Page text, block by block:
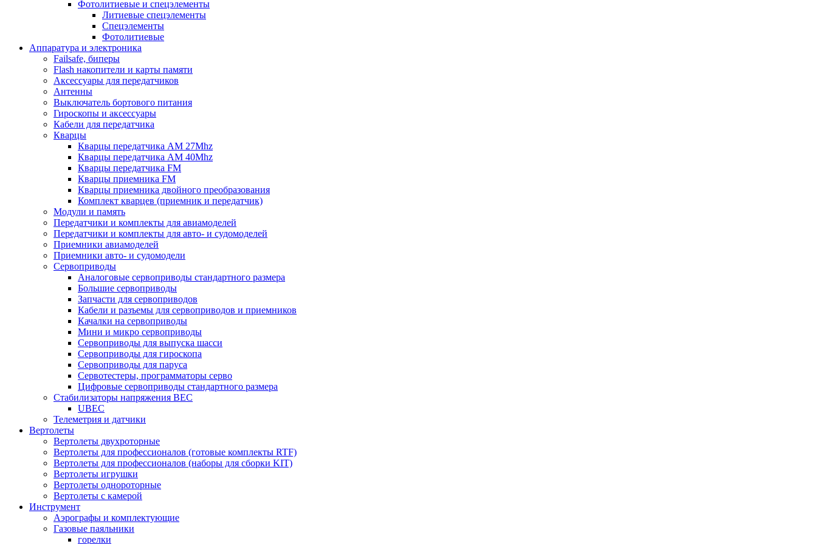
Фотолитиевые и спецэлементы
Литиевые спецэлементы
Спецэлементы
Фотолитиевые
Аппаратура и электроника
Failsafe, биперы
Flash накопители и карты памяти
Аксессуары для передатчиков
Антенны
Выключатель бортового питания
Гироскопы и аксессуары
Кабели для передатчика
Кварцы
Кварцы передатчика AM 27Mhz
Кварцы передатчика AM 40Mhz
Кварцы передатчика FM
Кварцы приемника FM
Кварцы приемника двойного преобразования
Комплект кварцев (приемник и передатчик)
Модули и память
Передатчики и комплекты для авиамоделей
Передатчики и комплекты для авто- и судомоделей
Приемники авиамоделей
Приемники авто- и судомодели
Сервоприводы
Аналоговые сервоприводы стандартного размера
Большие сервоприводы
Запчасти для сервоприводов
Кабели и разъемы для сервоприводов и приемников
Качалки на сервоприводы
Мини и микро сервоприводы
Сервоприводы для выпуска шасси
Сервоприводы для гироскопа
Сервоприводы для паруса
Сервотестеры, программаторы серво
Цифровые сервоприводы стандартного размера
Стабилизаторы напряжения BEC
UBEC
Телеметрия и датчики
Вертолеты
Вертолеты двухроторные
Вертолеты для профессионалов (готовые комплекты RTF)
Вертолеты для профессионалов (наборы для сборки KIT)
Вертолеты игрушки
Вертолеты однороторные
Вертолеты с камерой
Инструмент
Аэрографы и комплектующие
Газовые паяльники
горелки